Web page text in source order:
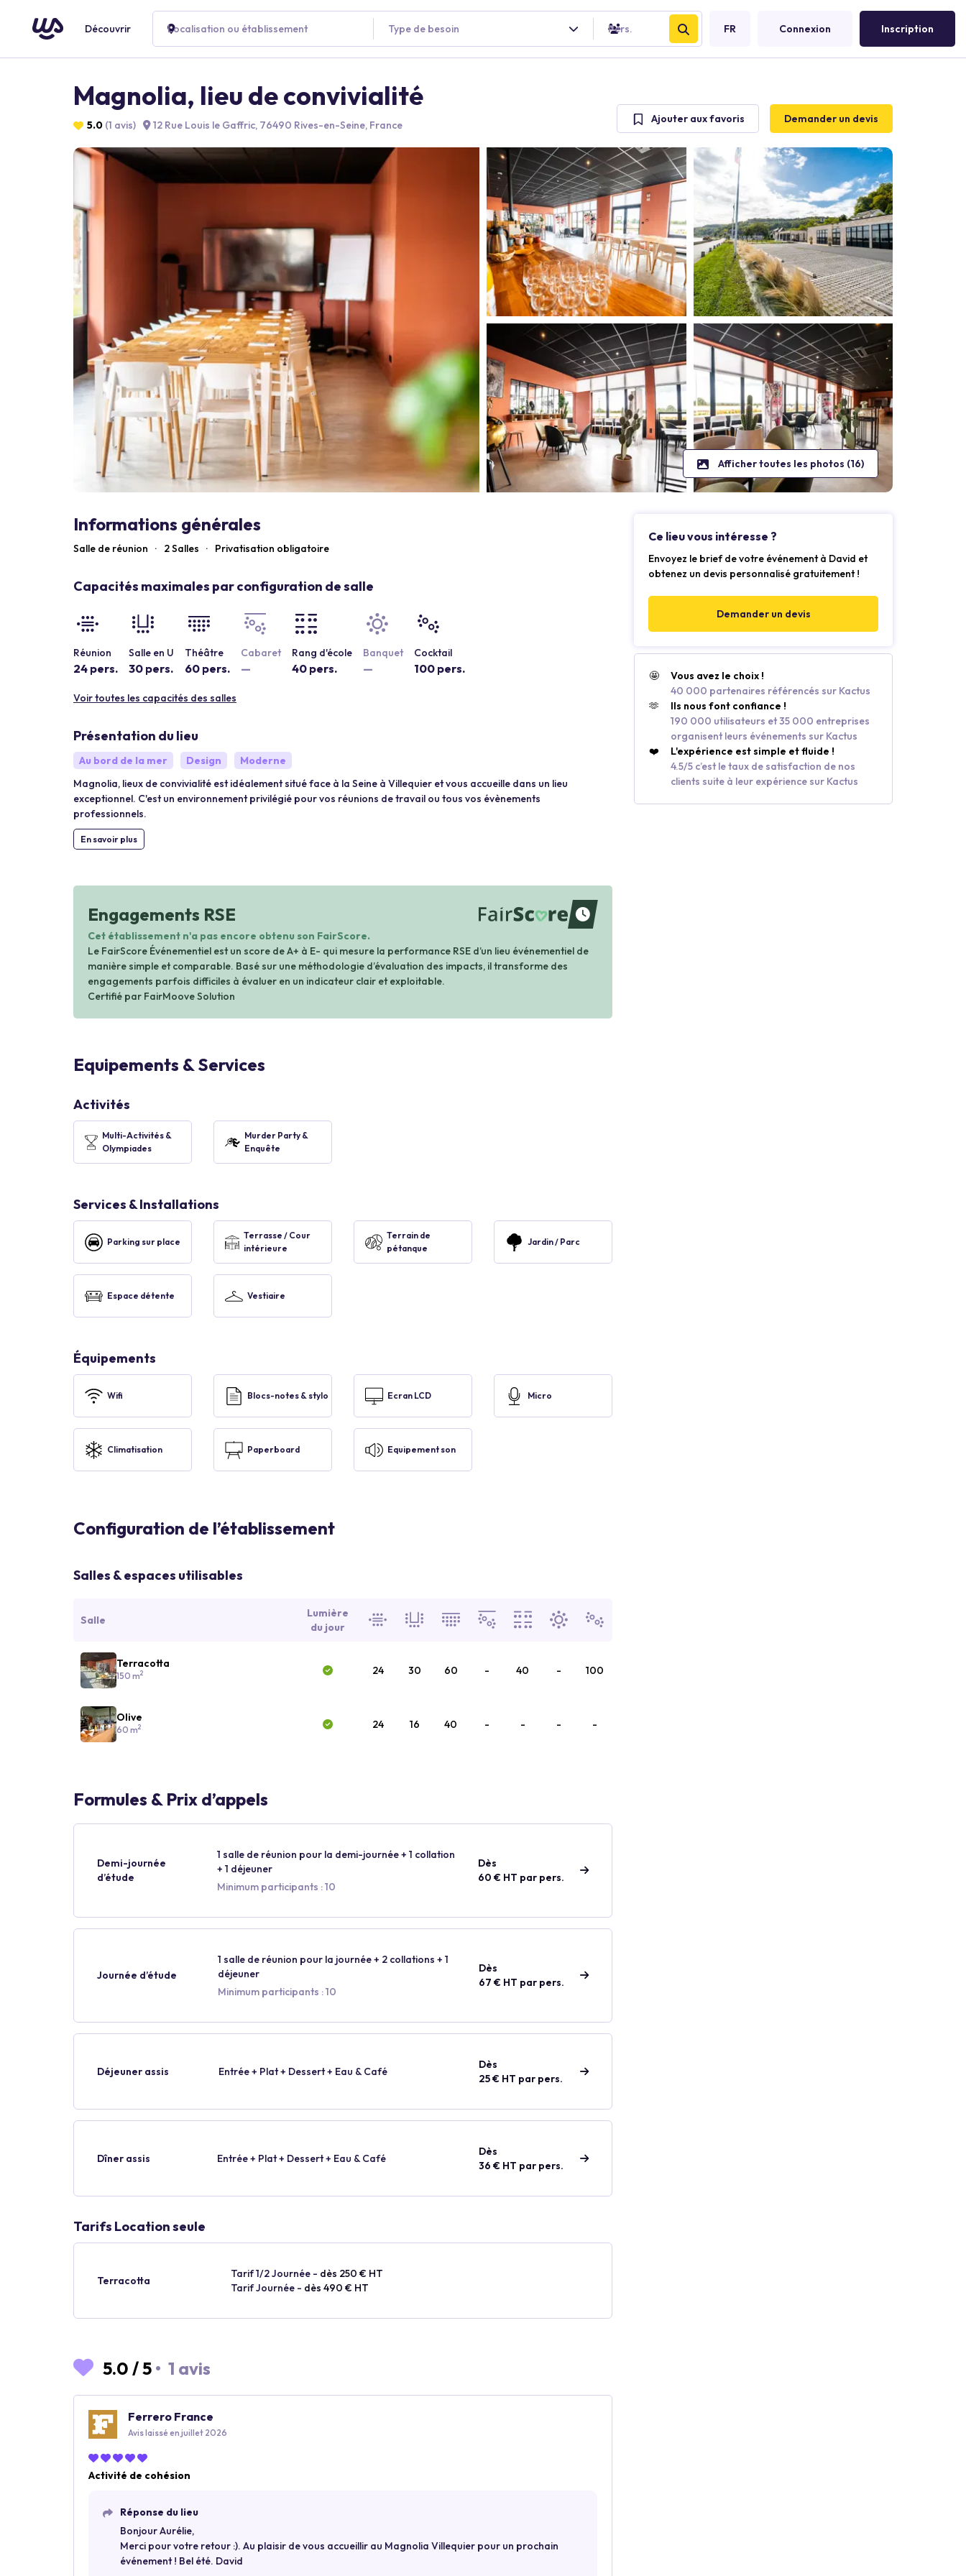
Découvrir Localisation ou établissement Type de besoin Pers. FR Connexion Inscription
Magnolia, lieu de convivialité
5.0 (1 avis) 12 Rue Louis le Gaffric, 76490 Rives-en-Seine, France Ajouter aux favoris Demander un devis
Afficher toutes les photos (16)
Informations générales
Salle de réunion · 2 Salles · Privatisation obligatoire
Capacités maximales par configuration de salle
Réunion
24 pers.
Salle en U
30 pers.
Théâtre
60 pers.
Cabaret
—
Rang d'école
40 pers.
Banquet
—
Cocktail
100 pers.
Voir toutes les capacités des salles
Présentation du lieu
Au bord de la mer Design
Moderne
Magnolia, lieux de convivialité est idéalement situé face à la Seine à Villequier et vous accueille dans un lieu
exceptionnel. C'est un environnement privilégié pour vos réunions de travail ou tous vos évènements
professionnels.
En savoir plus
Engagements RSE
waiting
Cet établissement n'a pas encore obtenu son FairScore.
Le FairScore Événementiel est un score de A+ à E- qui mesure la performance RSE d’un lieu événementiel de
manière simple et comparable. Basé sur une méthodologie d’évaluation des impacts, il transforme des
engagements parfois difficiles à évaluer en un indicateur clair et exploitable.
Certifié par FairMoove Solution
Equipements & Services
Activités
Multi-Activités &
Olympiades
Murder Party &
Enquête
Services & Installations
Parking sur place
Terrasse / Cour
intérieure
Terrain de
pétanque
Jardin / Parc
Espace détente Vestiaire
Équipements
Wifi Blocs-notes & stylo Ecran LCD Micro
Climatisation Paperboard Equipement son
Configuration de l’établissement
Salles & espaces utilisables
Salle
Lumière
du jour
Terracotta
150 m2 24 30 60 - 40 - 100
Olive
60 m2 24 16 40 - - - -
Formules & Prix d’appels
Demi-journée
d’étude
1 salle de réunion pour la demi-journée + 1 collation
+ 1 déjeuner
Minimum participants : 10
Dès
60 € HT par pers.
Journée d’étude
1 salle de réunion pour la journée + 2 collations + 1
déjeuner
Minimum participants : 10
Dès
67 € HT par pers.
Déjeuner assis Entrée + Plat + Dessert + Eau & Café
Dès
25 € HT par pers.
Dîner assis Entrée + Plat + Dessert + Eau & Café
Dès
36 € HT par pers.
Tarifs Location seule
Terracotta
Tarif 1/2 Journée - dès 250 € HT
Tarif Journée - dès 490 € HT
5.0 /5 • 1 avis
Ferrero France
Avis laissé en juillet 2026
Activité de cohésion
Réponse du lieu
Bonjour Aurélie,
Merci pour votre retour :). Au plaisir de vous accueillir au Magnolia Villequier pour un prochain
événement ! Bel été. David
Ce lieu vous intéresse ?
Envoyez le brief de votre événement à David et
obtenez un devis personnalisé gratuitement !
Demander un devis
🤩
Vous avez le choix !
40 000 partenaires référencés sur Kactus
🫶
Ils nous font confiance !
190 000 utilisateurs et 35 000 entreprises
organisent leurs événements sur Kactus
❤️
L'expérience est simple et fluide !
4.5/5 c’est le taux de satisfaction de nos
clients suite à leur expérience sur Kactus